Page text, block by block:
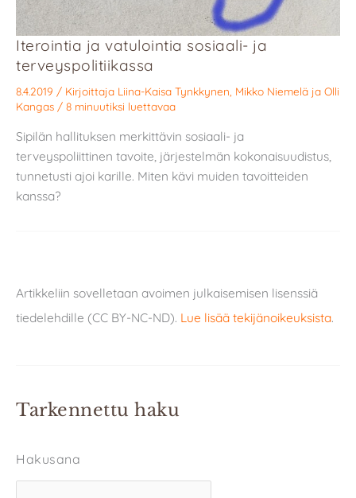
Iterointia ja vatulointia sosiaali- ja
terveyspolitiikassa
8.4.2019 / Kirjoittaja Liina-Kaisa Tynkkynen Mikko Niemelä ja Olli
Kangas / 8 minuutiksi luettavaa
Sipilän hallituksen merkittävin sosiaali- ja
terveyspoliittinen tavoite, järjestelmän kokonaisuudistus,
tunnetusti ajoi karille. Miten kävi muiden tavoitteiden
kanssa?
Artikkeliin sovelletaan avoimen julkaisemisen lisenssiä
tiedelehdille (CC BY-NC-ND). Lue lisää tekijänoikeuksista.
Tarkennettu haku
Hakusana